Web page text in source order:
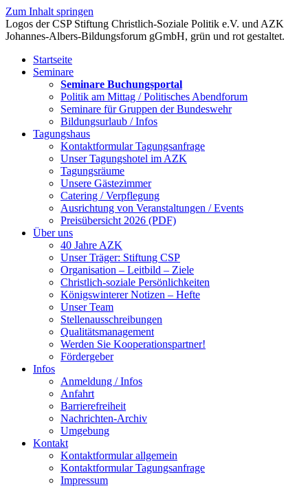
Zum Inhalt springen
Startseite
Seminare
Seminare Buchungsportal
Politik am Mittag / Politisches Abendforum
Seminare für Gruppen der Bundeswehr
Bildungsurlaub / Infos
Tagungshaus
Kontaktformular Tagungsanfrage
Unser Tagungshotel im AZK
Tagungsräume
Unsere Gästezimmer
Catering / Verpflegung
Ausrichtung von Veranstaltungen / Events
Preisübersicht 2026 (PDF)
Über uns
40 Jahre AZK
Unser Träger: Stiftung CSP
Organisation – Leitbild – Ziele
Christlich-soziale Persönlichkeiten
Königswinterer Notizen – Hefte
Unser Team
Stellenausschreibungen
Qualitätsmanagement
Werden Sie Kooperationspartner!
Fördergeber
Infos
Anmeldung / Infos
Anfahrt
Barrierefreiheit
Nachrichten-Archiv
Umgebung
Kontakt
Kontaktformular allgemein
Kontaktformular Tagungsanfrage
Impressum